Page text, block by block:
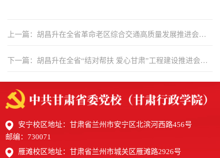
上一篇：胡昌升在全省革命老区综合交通高质量发展推进会上
好愿景 任振鹤主持
下一篇：胡昌升在全省“结对帮扶 爱心甘肃”工程建设推进会暨
陇原大地蔚然成风 任振鹤主持 庄国泰石谋军出席
安宁校区地址：甘肃省兰州市安宁区北滨河西路456号
邮编：730071
雁滩校区地址：甘肃省兰州市城关区雁滩路2926号